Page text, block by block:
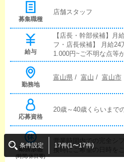
募集職種
店舗スタッフ
給与
【店長・幹部候補】月
フ・店長候補】 月給24
1.000円~ご不明な点等
ください。
勤務地
富山県 / 富山 / 富山市
応募資格
20歳～40歳くらいまで
勤務形態
(時間/休日等)
接時にご希望の日時を
条件設定 17件(1〜17件)